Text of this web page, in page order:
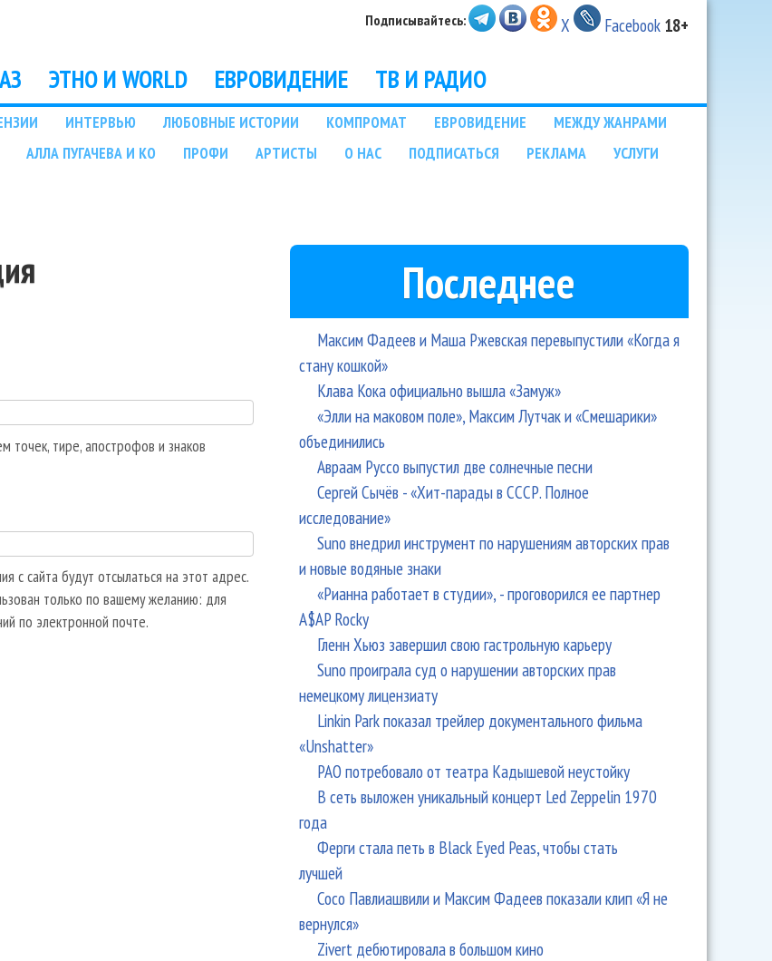
Подписывайтесь: X Facebook 18+
ЭТНО И WORLD ЕВРОВИДЕНИЕ ТВ И РАДИО
ИНТЕРВЬЮ ЛЮБОВНЫЕ ИСТОРИИ КОМПРОМАТ ЕВРОВИДЕНИЕ
МЕЖДУ ЖАНРАМИ
АЛЛА ПУГАЧЕВА И КО ПРОФИ АРТИСТЫ О НАС ПОДПИСАТЬСЯ РЕКЛАМА
УСЛУГИ
точек, тире, апострофов и знаков
с сайта будут отсылаться на этот адрес.
только по вашему желанию: для
по электронной почте.
Последнее
Максим Фадеев и Маша Ржевская перевыпустили «Когда я
стану кошкой»
Клава Кока официально вышла «Замуж»
«Элли на маковом поле», Максим Лутчак и «Смешарики»
объединились
Авраам Руссо выпустил две солнечные песни
Сергей Сычёв - «Хит-парады в СССР. Полное
исследование»
Suno внедрил инструмент по нарушениям авторских прав
и новые водяные знаки
«Рианна работает в студии», - проговорился ее партнер
A$AP Rocky
Гленн Хьюз завершил свою гастрольную карьеру
Suno проиграла суд о нарушении авторских прав
немецкому лицензиату
Linkin Park показал трейлер документального фильма
«Unshatter»
РАО потребовало от театра Кадышевой неустойку
В сеть выложен уникальный концерт Led Zeppelin 1970
года
Ферги стала петь в Black Eyed Peas, чтобы стать
лучшей
Сосо Павлиашвили и Максим Фадеев показали клип «Я не
вернулся»
Zivert дебютировала в большом кино